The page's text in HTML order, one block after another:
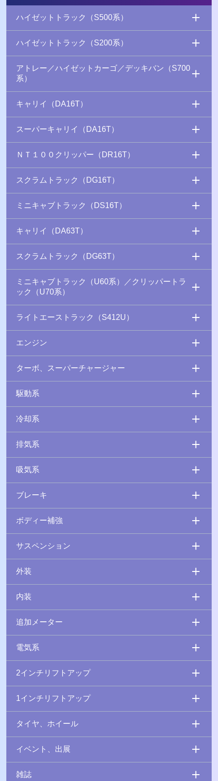
ハイゼットトラック（S500系）
ハイゼットトラック（S200系）
アトレー／ハイゼットカーゴ／デッキバン（S700
系）
キャリイ（DA16T）
スーパーキャリイ（DA16T）
ＮＴ１００クリッパー（DR16T）
スクラムトラック（DG16T）
ミニキャブトラック（DS16T）
キャリイ（DA63T）
スクラムトラック（DG63T）
ミニキャブトラック（U60系）／クリッパートラ
ック（U70系）
ライトエーストラック（S412U）
エンジン
ターボ、スーパーチャージャー
駆動系
冷却系
排気系
吸気系
ブレーキ
ボディー補強
サスペンション
外装
内装
追加メーター
電気系
2インチリフトアップ
1インチリフトアップ
タイヤ、ホイール
イベント、出展
雑誌